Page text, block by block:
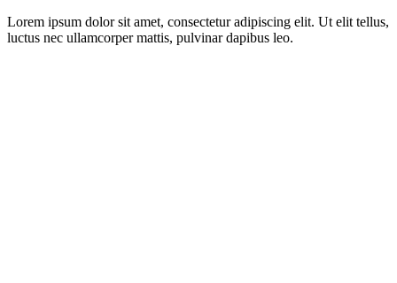
Lorem ipsum dolor sit amet, consectetur adipiscing elit. Ut elit tellus,
luctus nec ullamcorper mattis, pulvinar dapibus leo.